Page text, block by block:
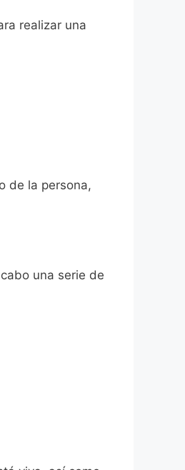
realizar una
de la persona,
una serie de